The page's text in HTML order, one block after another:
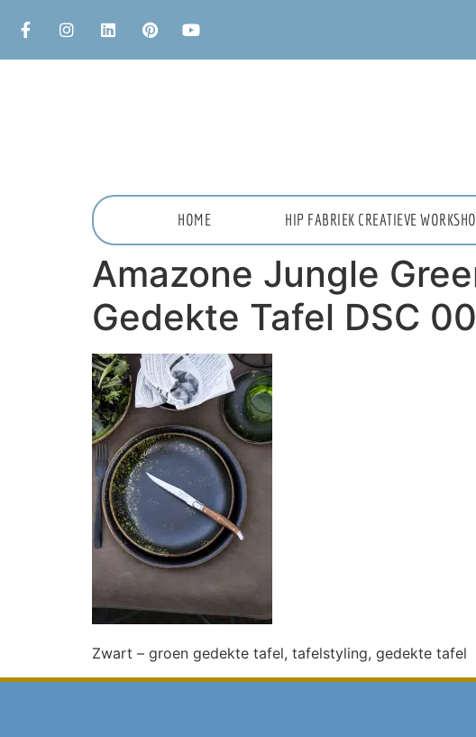
HOME HIP FABRIEK CREATIEVE
Amazone Jungle
Gedekte Tafel DSC
Zwart – groen gedekte tafel, tafelstyling, gedekte tafel